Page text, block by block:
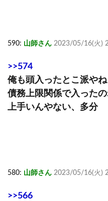
590: 山師さん 2023/05/16(火)
>>574
俺も頭入ったとこ派やね
債務上限関係で入った
上手いんやない、多分
580: 山師さん 2023/05/16(火)
>>566